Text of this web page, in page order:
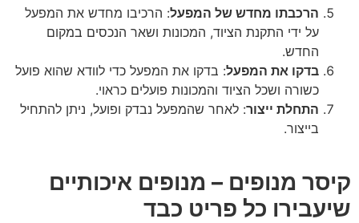
הרכבתו מחדש של המפעל: הרכיבו מחדש את המפעל
על ידי התקנת הציוד, המכונות ושאר הנכסים במקום
החדש.
בדקו את המפעל: בדקו את המפעל כדי לוודא שהוא פועל
כשורה ושכל הציוד והמכונות פועלים כראוי.
התחלת ייצור: לאחר שהמפעל נבדק ופועל, ניתן להתחיל
בייצור.
קיסר מנופים –מנופים איכותיים
שיעבירו כל פריט כבד